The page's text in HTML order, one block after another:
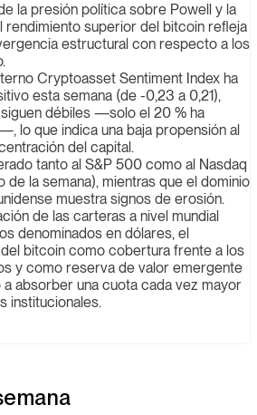
la presión política sobre Powell y la
rendimiento superior del bitcoin refleja
estructural con respecto a los
Cryptoasset Sentiment Index ha
esta semana (de -0,23 a 0,21),
débiles —solo el 20 % ha
lo que indica una baja propensión al
del capital.
tanto al S&P 500 como al Nasdaq
de la semana), mientras que el dominio
muestra signos de erosión.
de las carteras a nivel mundial
denominados en dólares, el
bitcoin como cobertura frente a los
y como reserva de valor emergente
a absorber una cuota cada vez mayor
institucionales.